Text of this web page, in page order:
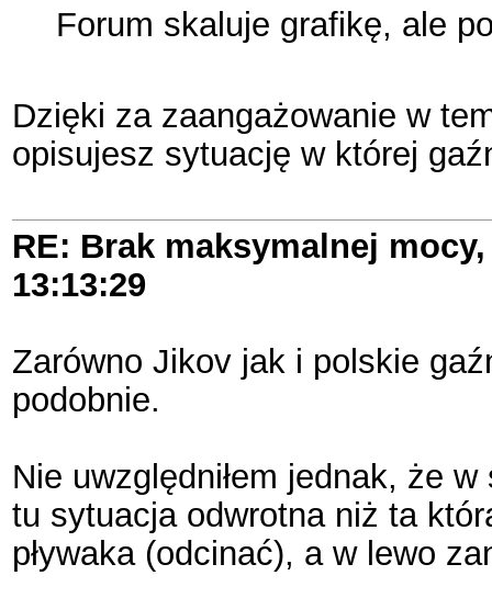
Forum skaluje grafikę, ale
Dzięki za zaangażowanie w
opisujesz sytuację w której
RE: Brak maksymalnej
13:13:29
Zarówno Jikov jak i polskie
podobnie.
Nie uwzględniłem jednak, że
tu sytuacja odwrotna niż ta
pływaka (odcinać), a w lewo